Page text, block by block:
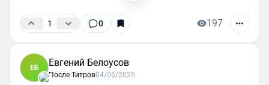
1 0 197
ЕБ Евгений Белоусов
После Титров04/05/2025